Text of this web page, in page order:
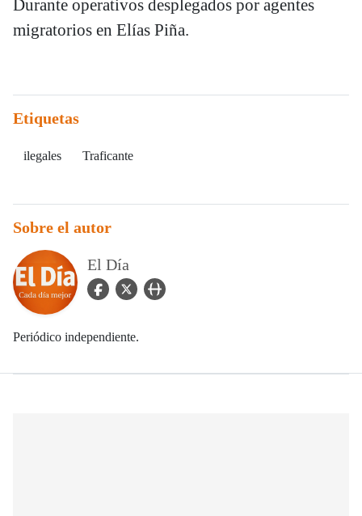
Durante operativos desplegados por agentes
migratorios en Elías Piña.
Etiquetas
ilegales Traficante
Sobre el autor
El Día
facebook Icon
twitter Iconuser_url Icon
Periódico independiente.